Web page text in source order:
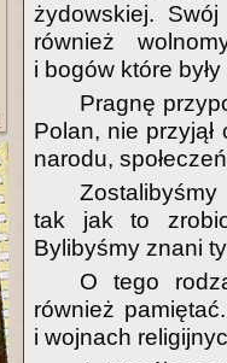
żydowskiej.
również
i bogów które
Pragnę
Polan, nie
narodu,
tak jak to
Bylibyśmy znani
O tego
również
i wojnach